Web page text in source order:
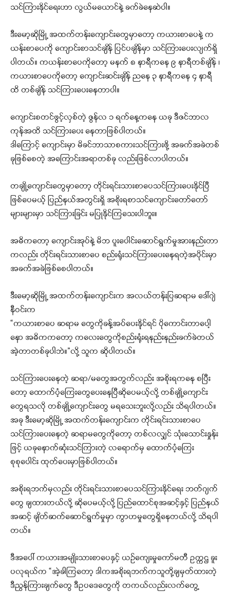
သင်ကြားနိုင်ရေးဟာ လွယ်မယောင်နဲ့ ခက်ခဲနေဆဲပါ။
ဒီးမော့ဆိုမြို့ အထက်တန်းကျောင်းတွေမှာတော့ ကယားစာပေနဲ့ က
ယန်းစာပေကို ကျောင်းစာသင်ချိန် ပြင်ပချိန်မှာ သင်ကြားပေးလျက်ရှိ
ပါတယ်။ ကယန်းစာပေကိုတော့ မနက် ၈ နာရီကနေ ၉ နာရီတစ်ချိန် ၊
ကယားစာပေကိုတော့ ကျောင်းဆင်းချိန် ညနေ ၃ နာရီကနေ ၄ နာရီ
ထိ တစ်ချိန် သင်ကြားပေးနေတာပါ။
ကျောင်းစတင်ဖွင့်လှစ်တဲ့ ဇွန်လ ၁ ရက်နေ့ကနေ ယခု ဒီဇင်ဘာလ
ကုန်အထိ သင်ကြားပေး နေတာဖြစ်ပါတယ်။
ဒါကြောင့် ကျောင်းမှာ မိခင်ဘာသာစကားသင်ကြားဖို့ အခက်အခဲတစ်
ခုဖြစ်စေတဲ့ အကြောင်းအရာတစ်ခု လည်းဖြစ်လာပါတယ်။
တချို့ကျောင်းတွေမှာတော့ တိုင်းရင်းသားစာပေသင်ကြားပေးနိုင်ပြီ
ဖြစ်ပေမယ့် ပြည်နယ်အတွင်းရှိ အစိုးရစာသင်ကျောင်းတော်တော်
များများမှာ သင်ကြားခြင်း မပြုနိုင်ကြသေးပါဘူး။
အဓိကတော့ ကျောင်းအုပ်နဲ့ မိဘ ပူးပေါင်းဆောင်ရွက်မှုအားနည်းတာ
ကလည်း တိုင်းရင်းသားစာပေ စည်းရုံးသင်ကြားပေးနေရတဲ့အပိုင်းမှာ
အခက်အခဲဖြစ်စေပါတယ်။
ဒီးမော့ဆိုမြို့ အထက်တန်းကျောင်းက အလယ်တန်းပြဆရာမ ဒေါ်ဂျဲ
နီဝင်းက
“ကယားစာပေ ဆရာမ တွေကိုခန့်အပ်ပေးနိုုင်ရင် ပိုကောင်းတာပေါ့
နော အဓိကကတော့ ကလေးတွေကိုစည်းရုံးရနည်းနည်းခက်ခဲတယ်
အဲ့တာတစ်ခုပါဘဲ။”လို့ သူက ဆိုပါတယ်။
သင်ကြားပေးနေတဲ့ ဆရာ/မတွေအတွက်လည်း အစိုးရကနေ စပြီး
တော့ ထောက်ပံ့ကြေးတွေပေးနေပြီဆိုပေမယ့်လို့ တစ်ချို့ကျောင်း
တွေရသလို တစ်ချို့ကျောင်းတွေ မရသေးဘူးလို့လည်း သိရပါတယ်။
အခု ဒီးမော့ဆိုမြို့ အထက်တန်းကျောင်းက တိုင်းရင်းသားစာပေ
သင်ကြားပေးနေတဲ့ ဆရာမတွေကိုတော့ တစ်လလျှင် သုံးသောင်းနှုန်း
ဖြင့် ယခုနောက်ဆုံးသင်ကြားတဲ့ လရောက်မှ ထောက်ပံ့ကြေး
စုစုပေါင်း ထုတ်ပေးမှာဖြစ်ပါတယ်။
အစိုးရဘက်မှလည်း တိုင်းရင်းသားစာပေသင်ကြားနိုင်ရေး ဘတ်ဂျက်
တွေ ချထားတယ်လို့ ဆိုပေမယ့်လို့ ပြည်ထောင်စုအဆင့်နှင့် ပြည်နယ်
အဆင့် ချိတ်ဆက်ဆောင်ရွက်မှုမှာ ကွာဟမှုတွေရှိနေတယ်လို့ သိရပါ
တယ်။
ဒီအပေါ် ကယားအမျိုးသားစာပေနှင့် ယဉ်ကျေးမှုကော်မတီ ဥက္ကဌ ခူး
ပလုရယ်က “အဲ့ခါကြတော့ ဒါကအစိုးရဘက်ကသူတို့ချမှတ်ထားတဲ့
ဒီညွန်ကြားချက်တွေ ဒီဥပဒေတွေကို တကယ်လည်းလက်တွေ့